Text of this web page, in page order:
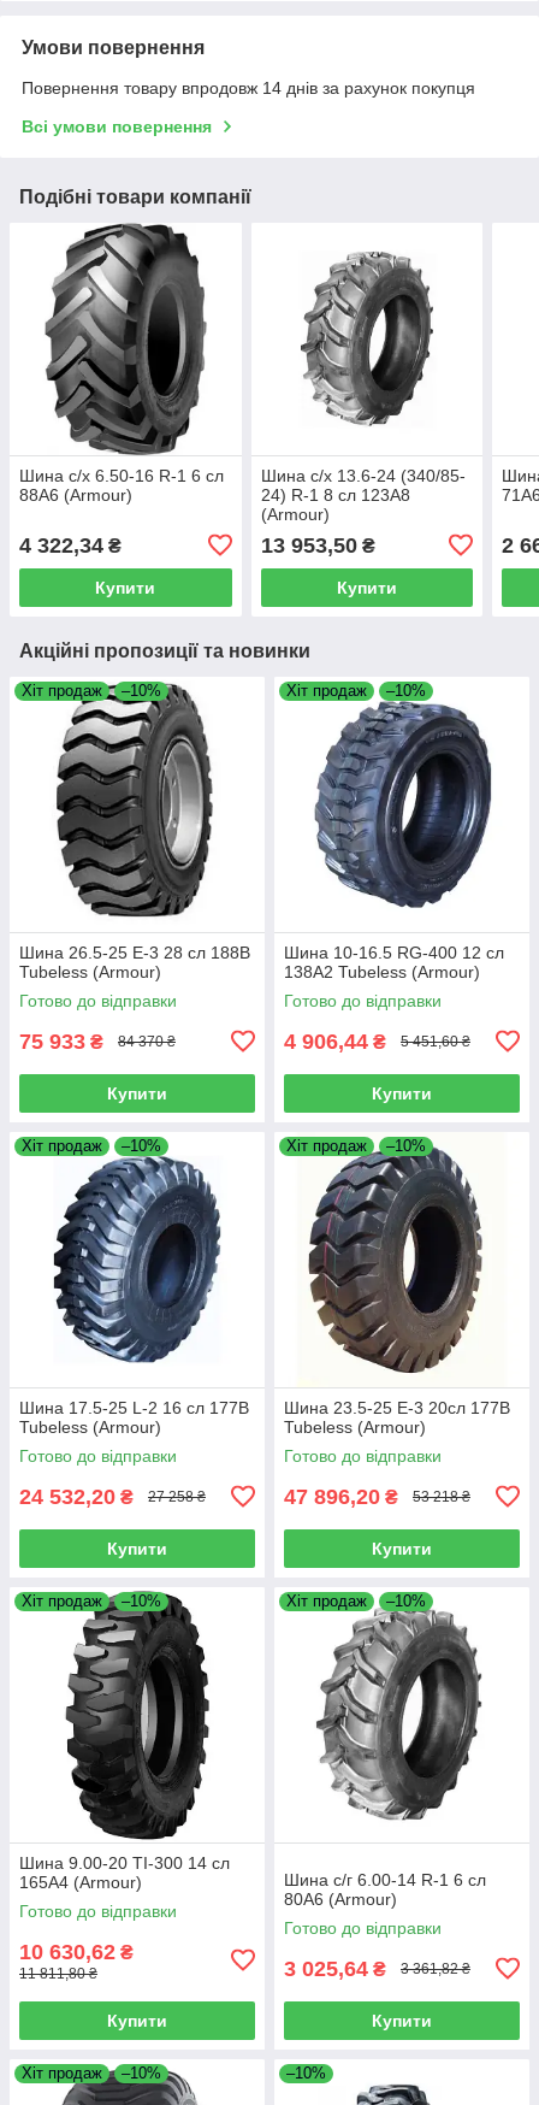
Умови повернення
Повернення товару впродовж 14 днів за рахунок покупця
Всі умови повернення
Подібні товари компанії
Шина с/х 6.50-16 R-1 6 сл
88A6 (Armour)
4 322,34 ₴
Купити
Шина с/х 13.6-24 (340/85-
24) R-1 8 сл 123A8
(Armour)
13 953,50₴
Купити
2
Акційні пропозиції та новинки
Хіт продаж –10%
Шина 26.5-25 E-3 28 сл 188B
Tubeless (Armour)
Готово до відправки
75 933 ₴ 84 370 ₴
Купити
Хіт продаж –10%
Шина 10-16.5 RG-400 12 сл
138A2 Tubeless (Armour)
Готово до відправки
4 906,44 ₴ 5 451,60 ₴
Купити
Хіт продаж –10%
Шина 17.5-25 L-2 16 сл 177B
Tubeless (Armour)
Готово до відправки
24 532,20 ₴ 27 258 ₴
Купити
Хіт продаж –10%
Шина 23.5-25 E-3 20сл 177B
Tubeless (Armour)
Готово до відправки
47 896,20 ₴ 53 218 ₴
Купити
Хіт продаж –10%
Шина 9.00-20 TI-300 14 сл
165А4 (Armour)
Готово до відправки
10 630,62 ₴
11 811,80 ₴
Купити
Хіт продаж –10%
Шина с/г 6.00-14 R-1 6 сл
80A6 (Armour)
Готово до відправки
3 025,64 ₴ 3 361,82 ₴
Купити
Хіт продаж –10% –10%